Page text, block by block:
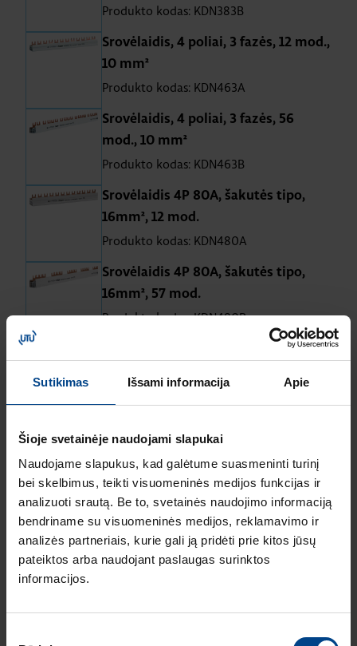
Sutikimas Išsami informacija Apie
Šioje svetainėje naudojami slapukai
Naudojame slapukus, kad galėtume suasmeninti turinį
bei skelbimus, teikti visuomeninės medijos funkcijas ir
analizuoti srautą. Be to, svetainės naudojimo informaciją
bendriname su visuomeninės medijos, reklamavimo ir
analizės partneriais, kurie gali ją pridėti prie kitos jūsų
pateiktos arba naudojant paslaugas surinktos
informacijos.
Produkto kodas: KDN383B
Srovėlaidis, 4 poliai, 3 fazės, 12 mod.,
10 mm²
Produkto kodas: KDN463A
Srovėlaidis, 4 poliai, 3 fazės, 56
mod., 10 mm²
Produkto kodas: KDN463B
Srovėlaidis 4P 80A, šakutės tipo,
16mm², 12 mod.
Produkto kodas: KDN480A
Srovėlaidis 4P 80A, šakutės tipo,
16mm², 57 mod.
Produkto kodas: KDN480B
Srovėlaidis, 3P+N, 80A, šakutės tipo,
Produkto kodas: KDN451D
16mm,² 57 mod.
Produkto kodas: KDN451E
Srovėlaidžio galo uždengimas, 1
polis, 1 vnt.
Produkto kodas: KZN021